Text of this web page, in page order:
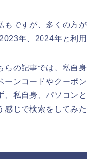
もですが、多くの方
年、2024年と利
らの記事では、私自
ーンコードやクーポ
、私自身、パソコン
感じで検索をしてみた